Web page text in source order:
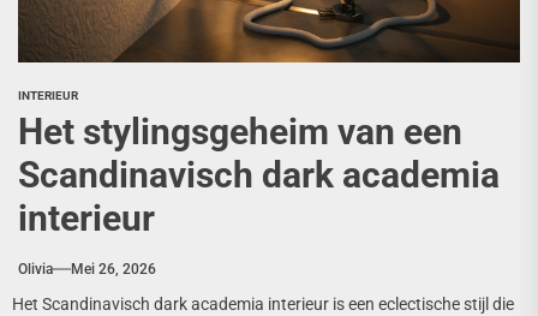
INTERIEUR
Het stylingsgeheim van een
Scandinavisch dark academia
interieur
Olivia Mei 26, 2026
Het Scandinavisch dark academia interieur is een eclectische stijl die